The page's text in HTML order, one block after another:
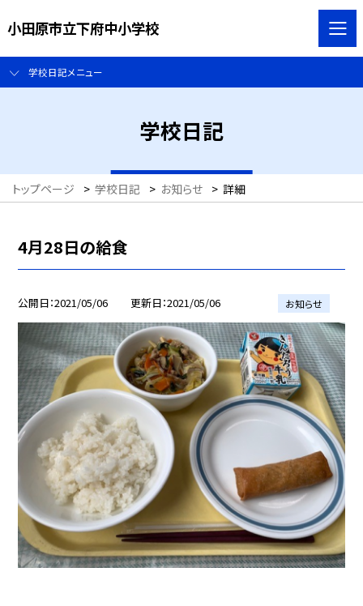
小田原市立下府中小学校
学校日記メニュー
学校日記
トップページ > 学校日記 > お知らせ > 詳細
4月28日の給食
公開日 2021/05/06 更新日 2021/05/06 お知らせ